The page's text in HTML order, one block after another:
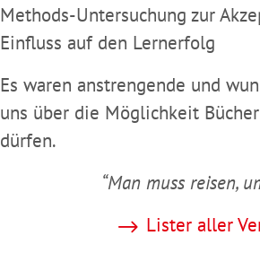
Methods-Untersuchung zur
Einfluss auf den Lernerfolg
Es waren anstrengende und
uns über die Möglichkeit
dürfen.
“Man muss reisen,
Lister aller